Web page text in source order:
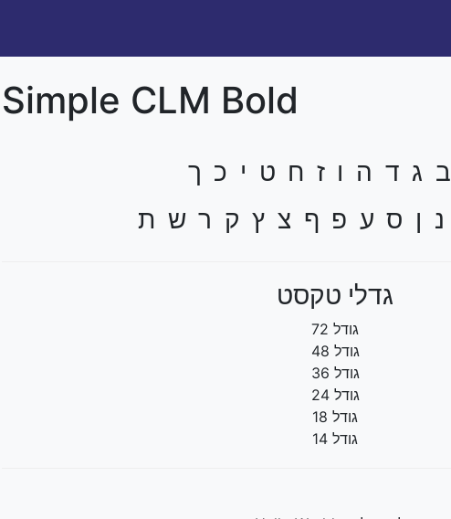
Simple CLM Bold
ג ד ה ו ז ח ט י כ ך
ן ס ע פ ף צ ץ ק ר ש ת
גדלי טקסט
גודל 72
גודל 48
גודל 36
גודל 24
גודל 18
גודל 14